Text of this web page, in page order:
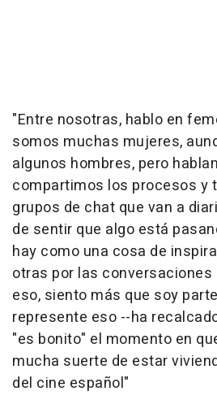
"Entre nosotras, hablo en
somos muchas mujeres,
algunos hombres, pero
compartimos los procesos y
grupos de chat que van a
de sentir que algo está
hay como una cosa de
otras por las conversaciones
eso, siento más que soy
represente eso --ha
"es bonito" el momento en
mucha suerte de estar
del cine español"